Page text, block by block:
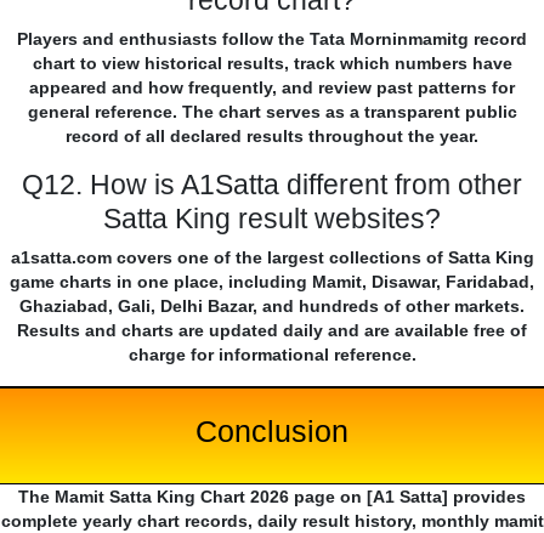
Players and enthusiasts follow the Tata Morninmamitg record
chart to view historical results, track which numbers have
appeared and how frequently, and review past patterns for
general reference. The chart serves as a transparent public
record of all declared results throughout the year.
Q12. How is A1Satta different from other
Satta King result websites?
a1satta.com covers one of the largest collections of Satta King
game charts in one place, including Mamit, Disawar, Faridabad,
Ghaziabad, Gali, Delhi Bazar, and hundreds of other markets.
Results and charts are updated daily and are available free of
charge for informational reference.
Conclusion
The Mamit Satta King Chart 2026 page on [A1 Satta] provides
complete yearly chart records, daily result history, monthly mamit